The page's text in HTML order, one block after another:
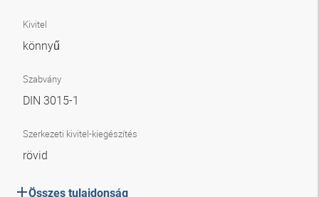
Kivitel
könnyű
Szabvány
DIN 3015-1
Szerkezeti kivitel-kiegészítés
rövid
Összes tulajdonság